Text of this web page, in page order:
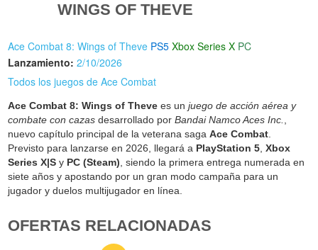
WINGS OF THEVE
Ace Combat 8: Wings of Theve PS5 Xbox Series X PC
Lanzamiento: 2/10/2026
Todos los juegos de Ace Combat
Ace Combat 8: Wings of Theve es unjuego de acción aérea y
combate con cazas desarrollado porBandai Namco Aces Inc.,
nuevo capítulo principal de la veterana sagaAce Combat.
Previsto para lanzarse en 2026, llegará a PlayStation 5,Xbox
Series X|S y PC (Steam), siendo la primera entrega numerada en
siete años y apostando por un gran modo campaña para un
jugador y duelos multijugador en línea.
OFERTAS RELACIONADAS